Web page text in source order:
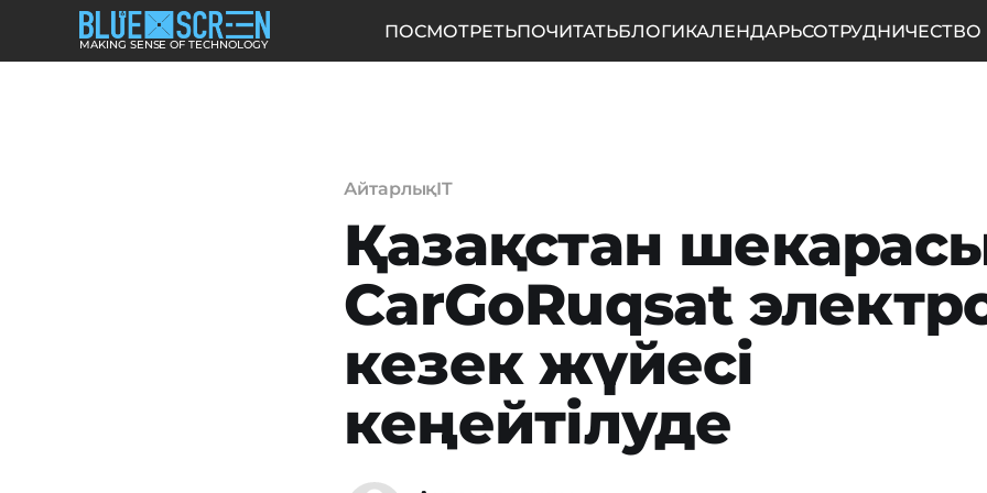
MAKING SENSE OF TECHNOLOGY
ПОСМОТРЕТЬПОЧИТАТЬБЛОГИКАЛЕНДАРЬСОТРУДНИЧЕСТВО
АйтарлықIT
Қазақстан
CarGoRuqsat
кезек жүйесі
кеңейтілуде